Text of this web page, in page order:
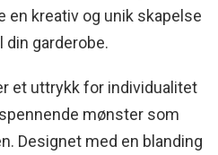
en kreativ og unik skapelse
garderobe.
et uttrykk for individualitet
mønster som
Designet med en blanding